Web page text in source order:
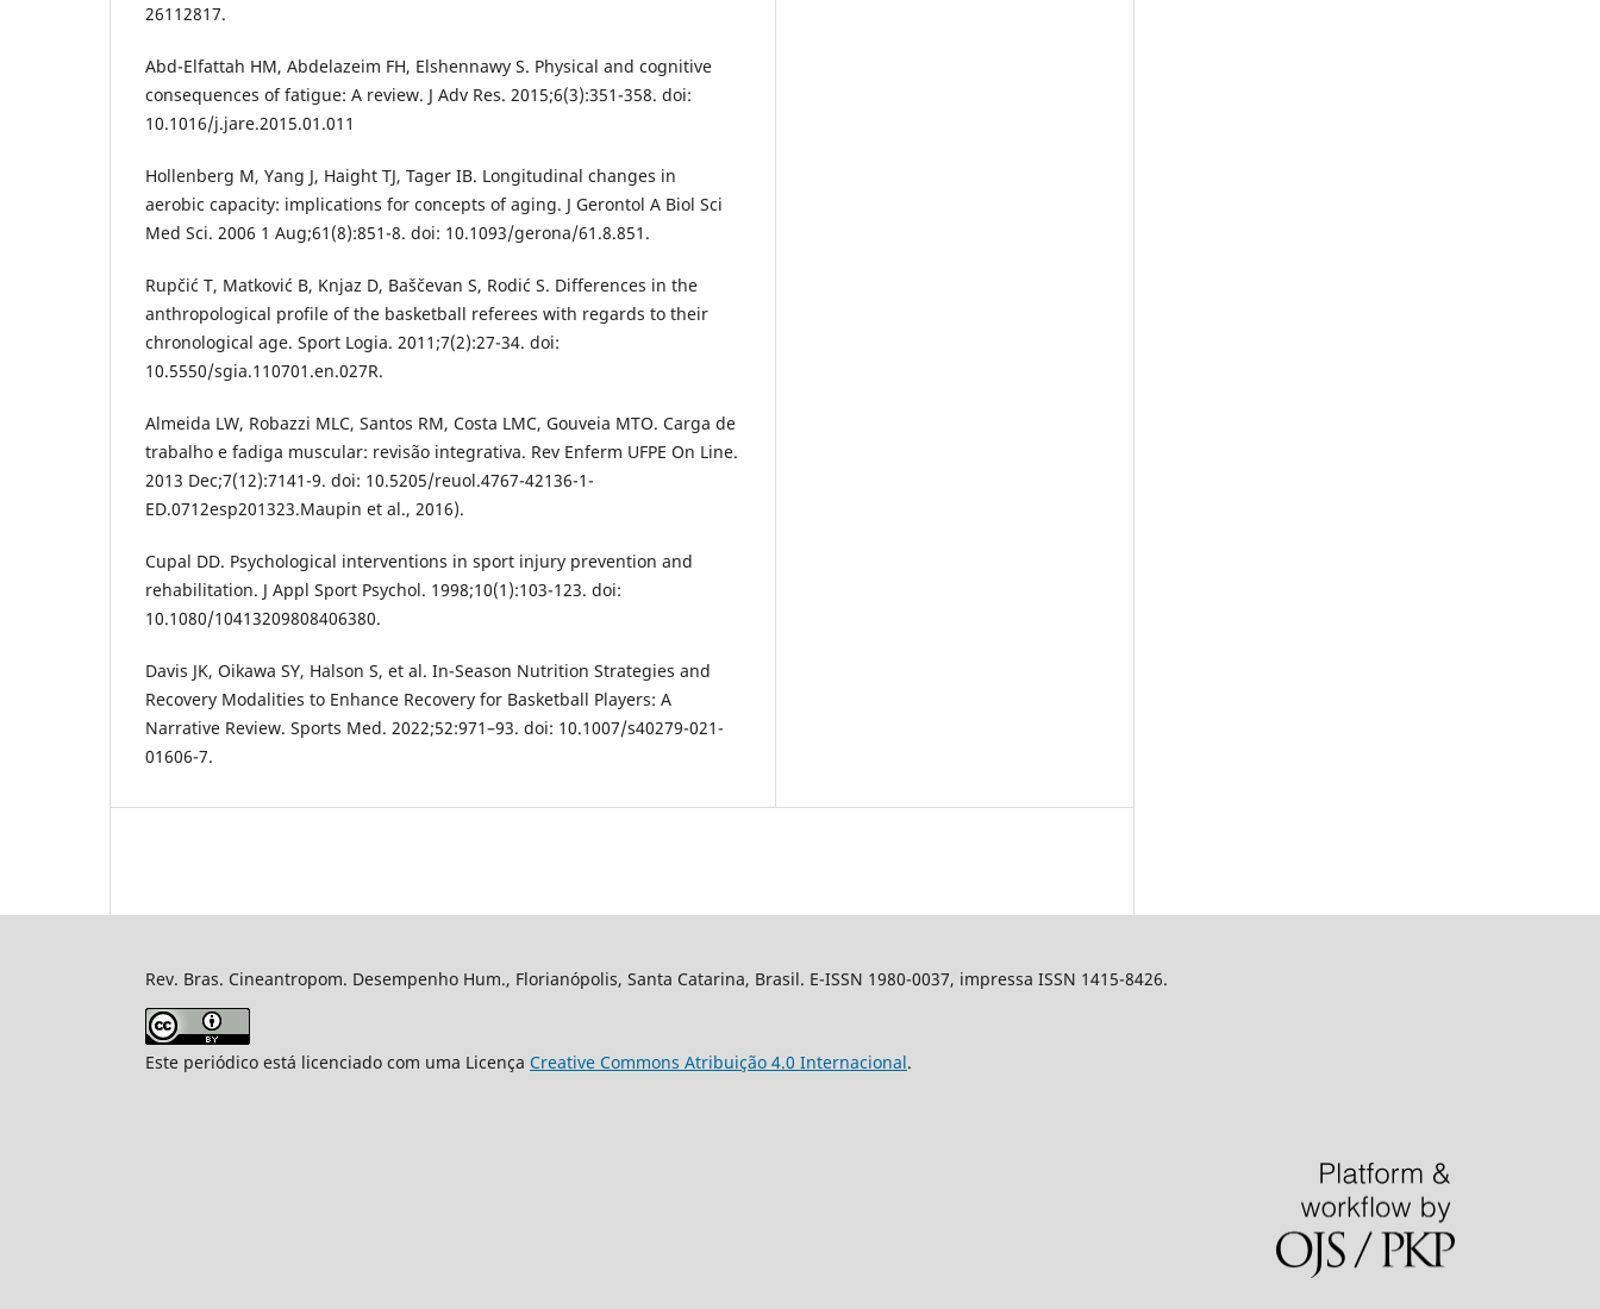
26112817.
Abd-Elfattah HM, Abdelazeim FH, Elshennawy S. Physical and cognitive
consequences of fatigue: A review. J Adv Res. 2015;6(3):351-358. doi:
10.1016/j.jare.2015.01.011
Hollenberg M, Yang J, Haight TJ, Tager IB. Longitudinal changes in
aerobic capacity: implications for concepts of aging. J Gerontol A Biol Sci
Med Sci. 2006 1 Aug;61(8):851-8. doi: 10.1093/gerona/61.8.851.
Rupčić T, Matković B, Knjaz D, Baščevan S, Rodić S. Differences in the
anthropological profile of the basketball referees with regards to their
chronological age. Sport Logia. 2011;7(2):27-34. doi:
10.5550/sgia.110701.en.027R.
Almeida LW, Robazzi MLC, Santos RM, Costa LMC, Gouveia MTO. Carga de
trabalho e fadiga muscular: revisão integrativa. Rev Enferm UFPE On Line.
2013 Dec;7(12):7141-9. doi: 10.5205/reuol.4767-42136-1-
ED.0712esp201323.Maupin et al., 2016).
Cupal DD. Psychological interventions in sport injury prevention and
rehabilitation. J Appl Sport Psychol. 1998;10(1):103-123. doi:
10.1080/10413209808406380.
Davis JK, Oikawa SY, Halson S, et al. In-Season Nutrition Strategies and
Recovery Modalities to Enhance Recovery for Basketball Players: A
Narrative Review. Sports Med. 2022;52:971–93. doi: 10.1007/s40279-021-
01606-7.
Rev. Bras. Cineantropom. Desempenho Hum., Florianópolis, Santa Catarina, Brasil. E-ISSN 1980-0037, impressa ISSN 1415-8426.
Este periódico está licenciado com uma Licença Creative Commons Atribuição 4.0 Internacional.